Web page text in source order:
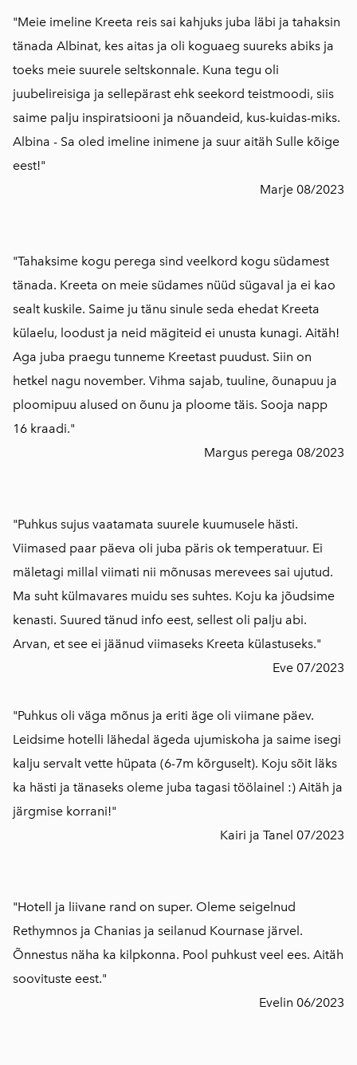
"Meie imeline Kreeta reis sai kahjuks juba läbi ja tahaksin
tänada Albinat, kes aitas ja oli koguaeg suureks abiks ja
toeks meie suurele seltskonnale. Kuna tegu oli
juubelireisiga ja sellepärast ehk seekord teistmoodi, siis
saime palju inspiratsiooni ja nõuandeid, kus-kuidas-miks.
Albina - Sa oled imeline inimene ja suur aitäh Sulle kõige
eest!"
Marje 08/2023
"Tahaksime kogu perega sind veelkord kogu südamest
tänada. Kreeta on meie südames nüüd sügaval ja ei kao
sealt kuskile. Saime ju tänu sinule seda ehedat Kreeta
külaelu, loodust ja neid mägiteid ei unusta kunagi. Aitäh!
Aga juba praegu tunneme Kreetast puudust. Siin on
hetkel nagu november. Vihma sajab, tuuline, õunapuu ja
ploomipuu alused on õunu ja ploome täis. Sooja napp
16 kraadi."
Margus perega 08/2023
"Puhkus sujus vaatamata suurele kuumusele hästi.
Viimased paar päeva oli juba päris ok temperatuur. Ei
mäletagi millal viimati nii mõnusas merevees sai ujutud.
Ma suht külmavares muidu ses suhtes. Koju ka jõudsime
kenasti. Suured tänud info eest, sellest oli palju abi.
Arvan, et see ei jäänud viimaseks Kreeta külastuseks."
Eve 07/2023
"Puhkus oli väga mõnus ja eriti äge oli viimane päev.
Leidsime hotelli lähedal ägeda ujumiskoha ja saime isegi
kalju servalt vette hüpata (6-7m kõrguselt). Koju sõit läks
ka hästi ja tänaseks oleme juba tagasi töölainel :) Aitäh ja
järgmise korrani!"
Kairi ja Tanel 07/2023
"Hotell ja liivane rand on super. Oleme seigelnud
Rethymnos ja Chanias ja seilanud Kournase järvel.
Õnnestus näha ka kilpkonna. Pool puhkust veel ees. Aitäh
soovituste eest."
Evelin 06/2023